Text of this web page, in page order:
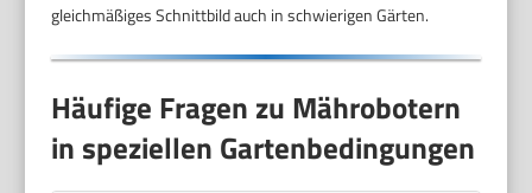
gleichmäßiges Schnittbild auch in schwierigen Gärten.
Häufige Fragen zu Mährobotern
in speziellen Gartenbedingungen